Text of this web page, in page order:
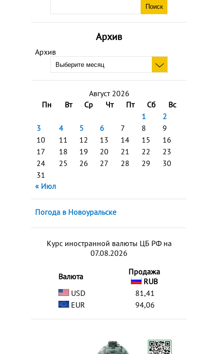
Архив
Архив
Август 2026
Пн
Вт Ср Чт Пт Сб
Вс
1
2
3
4 5 6 7 8
9
10
11 12 13 14 15
16
17
18 19 20 21 22
23
24
25 26 27 28 29
30
31
« Июл
Погода в Новоуральске
Курс иностранной валюты ЦБ РФ на
07.08.2026
Валюта
Продажа
RUB
USD
81,41
EUR
94,06